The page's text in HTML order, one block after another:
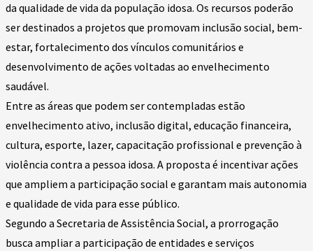
da qualidade de vida da população idosa. Os recursos poderão
ser destinados a projetos que promovam inclusão social, bem-
estar, fortalecimento dos vínculos comunitários e
desenvolvimento de ações voltadas ao envelhecimento
saudável.
Entre as áreas que podem ser contempladas estão
envelhecimento ativo, inclusão digital, educação financeira,
cultura, esporte, lazer, capacitação profissional e prevenção à
violência contra a pessoa idosa. A proposta é incentivar ações
que ampliem a participação social e garantam mais autonomia
e qualidade de vida para esse público.
Segundo a Secretaria de Assistência Social, a prorrogação
busca ampliar a participação de entidades e serviços